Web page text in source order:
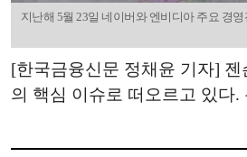
지난해 5월 23일 네이버와 엔비디아 주요 경
[한국금융신문 정채윤 기자]
의 핵심 이슈로 떠오르고 있다